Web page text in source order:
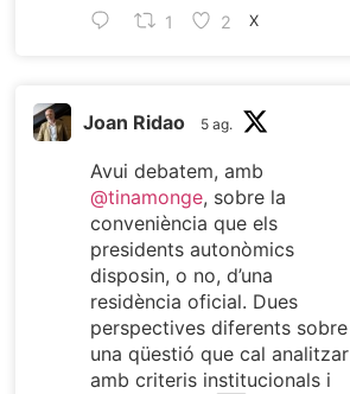
1 2 X
Joan Ridao 5 ag.
Avui debatem, amb
@tinamonge, sobre la
conveniència que els
presidents autonòmics
disposin, o no, d’una
residència oficial. Dues
perspectives diferents sobre
una qüestió que cal analitzar
amb criteris institucionals i